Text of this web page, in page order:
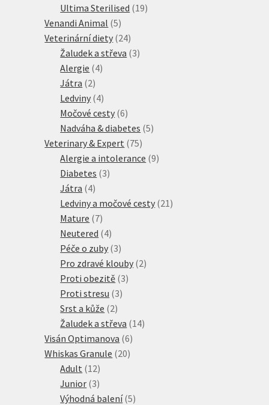
produkty
Ultima Sterilised 1919
Venandi Animal 55
produktů
Veterinární diety 2424
produktů
Žaludek a střeva 33
Alergie 44
Játra 22
produkty
Ledviny 44
produkty
Močové cesty 66
produktů
Nadváha & diabetes 55
Veterinary & Expert 7575
produktů
Alergie a intolerance 99
Diabetes 33
Játra 44
produkty
Ledviny a močové cesty 21 21
Mature 77
produktů
Neutered 44
produkty
Péče o zuby 33
produkty
Pro zdravé klouby 22
Proti obezitě 33
Proti stresu 33
Srst a kůže 22
produkty
Žaludek a střeva 1414
Visán Optimanova 66
produktů
Whiskas Granule 2020
Adult 1212
produktů
Junior 33
produkty
Výhodná balení 55